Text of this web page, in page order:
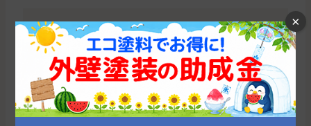
とりあえず、外壁塗装の適正価格診断から始
めてみませんか？
たった10秒であなたに会う優良塗
装業者を紹介！
×